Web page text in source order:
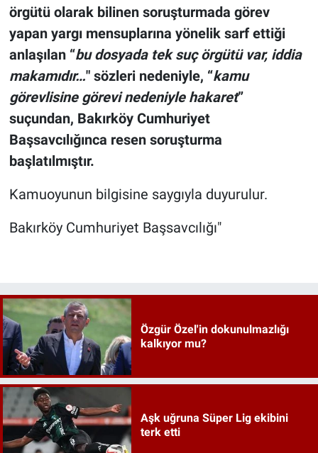
örgütü olarak bilinen soruşturmada görev
yapan yargı mensuplarına yönelik sarf ettiği
anlaşılan “bu dosyada tek suç örgütü var, iddia
makamıdır…" sözleri nedeniyle, “kamu
görevlisine görevi nedeniyle hakaret”
suçundan, Bakırköy Cumhuriyet
Başsavcılığınca resen soruşturma
başlatılmıştır.
Kamuoyunun bilgisine saygıyla duyurulur.
Bakırköy Cumhuriyet Başsavcılığı"
Özgür Özel'in dokunulmazlığı
kalkıyor mu?
Aşk uğruna Süper Lig ekibini
terk etti